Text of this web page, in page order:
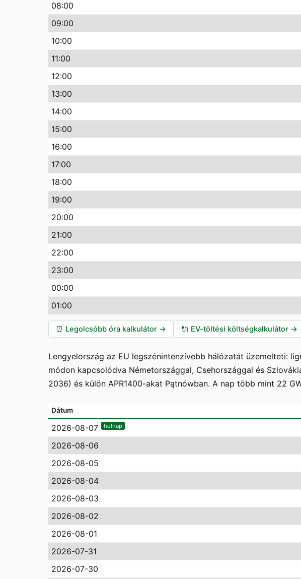
08:00
09:00
10:00
11:00
12:00
13:00
14:00
15:00
16:00
17:00
18:00
19:00
20:00
21:00
22:00
23:00
00:00
01:00
⏰ Legolcsóbb óra kalkulátor → 🔌 EV-töltési költségkalkulátor →
Lengyelország az EU legszénintenzívebb hálózatát üzemelteti:
módon kapcsolódva Németországgal, Csehországgal és
2036) és külön APR1400-akat Pątnówban. A nap több mint 22
Dátum
2026-08-07 holnap
2026-08-06
2026-08-05
2026-08-04
2026-08-03
2026-08-02
2026-08-01
2026-07-31
2026-07-30